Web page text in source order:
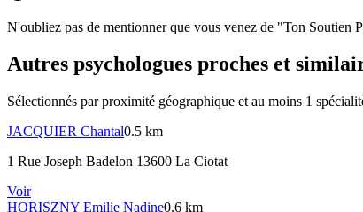
N'oubliez pas de mentionner que vous venez de "Ton Soutien
Autres psychologues proches et
Sélectionnés par proximité géographique et au moins 1
JACQUIER Chantal0.5 km
1 Rue Joseph Badelon 13600 La Ciotat
Voir
HORISZNY Emilie Nadine0.6 km